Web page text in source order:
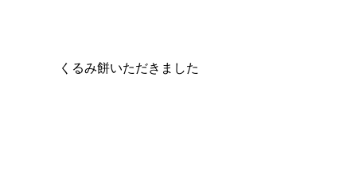
くるみ餅いただきました